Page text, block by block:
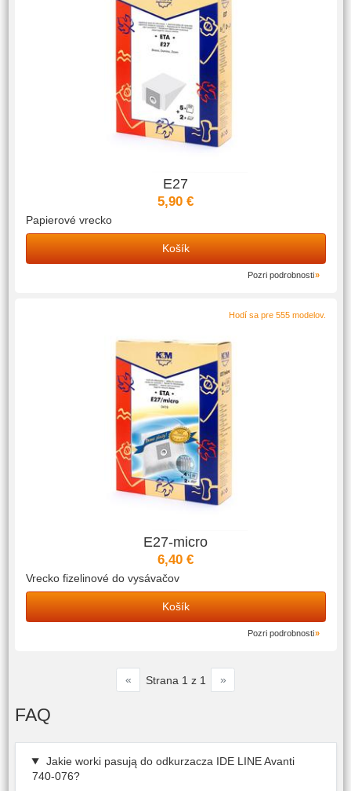
E27
5,90 €
Papierové vrecko
Košík
Pozri podrobnosti
Hodí sa pre 555 modelov.
E27-micro
6,40 €
Vrecko fizelinové do vysávačov
Košík
Pozri podrobnosti
« Strana 1 z 1 »
FAQ
Jakie worki pasują do odkurzacza IDE LINE Avanti
740-076?